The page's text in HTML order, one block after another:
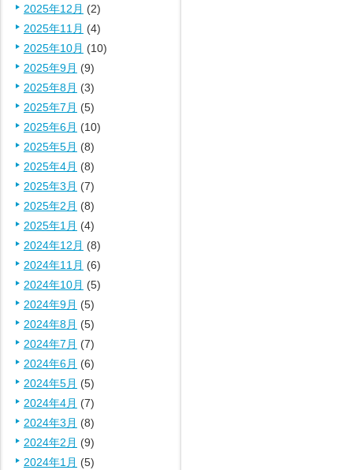
2025年12月 (2)
2025年11月 (4)
2025年10月 (10)
2025年9月 (9)
2025年8月 (3)
2025年7月 (5)
2025年6月 (10)
2025年5月 (8)
2025年4月 (8)
2025年3月 (7)
2025年2月 (8)
2025年1月 (4)
2024年12月 (8)
2024年11月 (6)
2024年10月 (5)
2024年9月 (5)
2024年8月 (5)
2024年7月 (7)
2024年6月 (6)
2024年5月 (5)
2024年4月 (7)
2024年3月 (8)
2024年2月 (9)
2024年1月 (5)